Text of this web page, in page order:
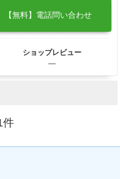
【無料】電話問い合わせ
ショップレビュー
―
件